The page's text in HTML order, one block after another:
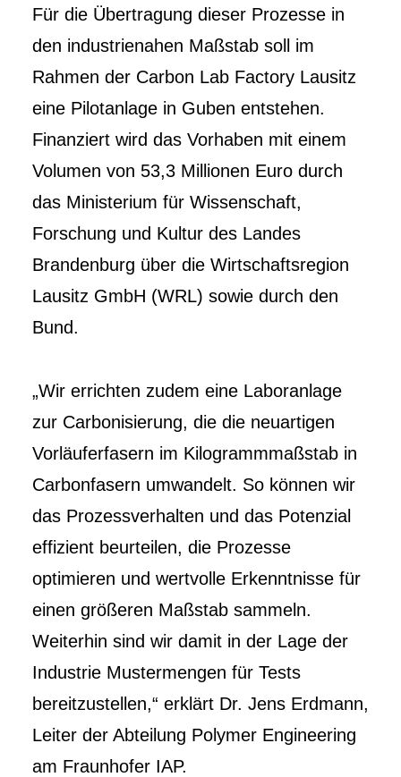
Für die Übertragung dieser Prozesse in
den industrienahen Maßstab soll im
Rahmen der Carbon Lab Factory Lausitz
eine Pilotanlage in Guben entstehen.
Finanziert wird das Vorhaben mit einem
Volumen von 53,3 Millionen Euro durch
das Ministerium für Wissenschaft,
Forschung und Kultur des Landes
Brandenburg über die Wirtschaftsregion
Lausitz GmbH (WRL) sowie durch den
Bund.
„Wir errichten zudem eine Laboranlage
zur Carbonisierung, die die neuartigen
Vorläuferfasern im Kilogrammmaßstab in
Carbonfasern umwandelt. So können wir
das Prozessverhalten und das Potenzial
effizient beurteilen, die Prozesse
optimieren und wertvolle Erkenntnisse für
einen größeren Maßstab sammeln.
Weiterhin sind wir damit in der Lage der
Industrie Mustermengen für Tests
bereitzustellen,“ erklärt Dr. Jens Erdmann,
Leiter der Abteilung Polymer Engineering
am Fraunhofer IAP.